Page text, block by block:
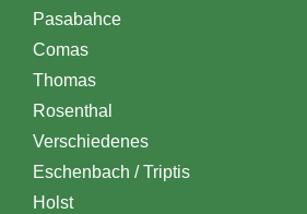
Pasabahce
Comas
Thomas
Rosenthal
Verschiedenes
Eschenbach / Triptis
Holst